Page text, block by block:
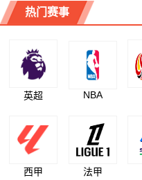
热门赛事
英超 NBA
西甲 法甲